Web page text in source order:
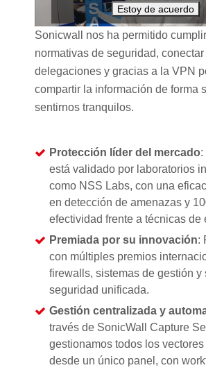
Estoy de acuerdo
Sonicwall nos ha permitido
normativas de seguridad,
delegaciones y gracias a la VPN
compartir la información de forma
sentirnos tranquilos.
Protección líder del mercado:
está validado por laboratorios
como NSS Labs, con una
en detección de amenazas y
efectividad frente a técnicas de
Premiada por su innovación:
con múltiples premios
firewalls, sistemas de gestión y
seguridad unificada.
Gestión centralizada y
través de SonicWall Capture
gestionamos todos los
desde un único panel, con